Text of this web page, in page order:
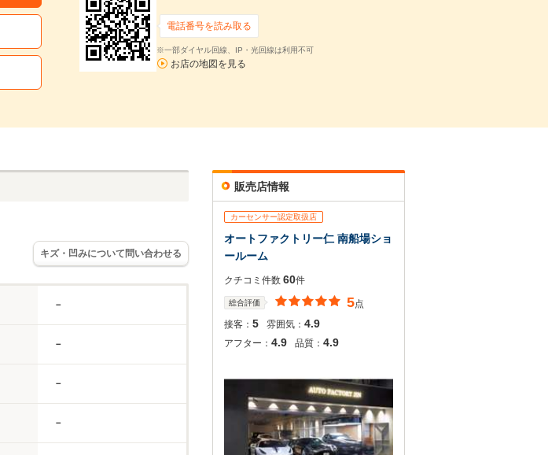
電話番号を読み取る
※一部ダイヤル回線、IP・光回線は利用不可
お店の地図を見る
キズ・凹みについて問い合わせる
－
－
－
－
販売店情報
カーセンサー認定取扱店
オートファクトリー仁 南船場ショ
ールーム
クチコミ件数 60件
総合評価 5点
接客： 5 雰囲気： 4.9
アフター： 4.9 品質： 4.9